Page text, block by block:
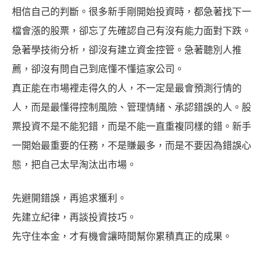
相信自己的判斷。很多新手剛開始投資時，都急著找下一
檔會漲的股票，卻忘了先確認自己有沒有能力面對下跌。
急著學技術分析，卻沒有建立資金控管。急著聽別人推
薦，卻沒有問自己到底懂不懂這家公司。
真正能在市場裡走得久的人，不一定是最會預測行情的
人，而是最懂得控制風險、管理情緒、承認錯誤的人。股
票投資不是不能犯錯，而是不能一直重複同樣的錯。新手
一開始最重要的任務，不是賺最多，而是不要因為錯誤心
態，把自己太早淘汰出市場。
先避開錯誤，再追求獲利。
先建立紀律，再談投資技巧。
先守住本金，才有機會讓時間幫你累積真正的成果。